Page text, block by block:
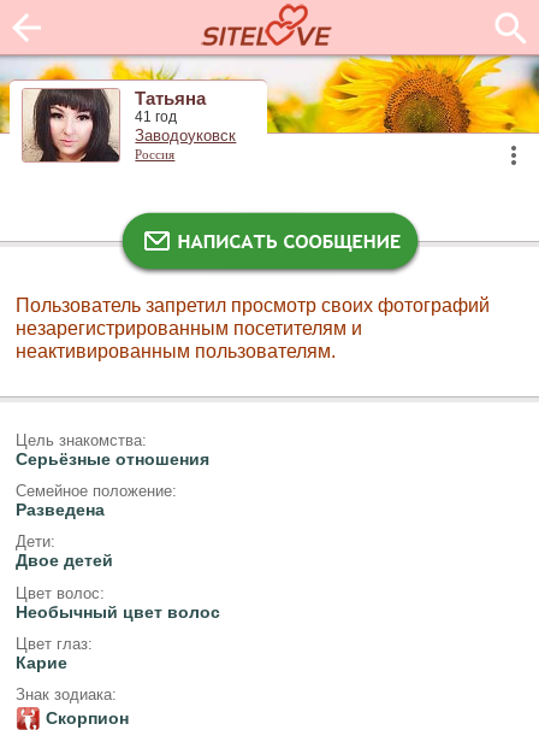
Татьяна
41 год
Заводоуковск
Россия
Пользователь запретил просмотр своих фотографий
незарегистрированным посетителям и
неактивированным пользователям.
Цель знакомства:
Серьёзные отношения
Семейное положение:
Разведена
Дети:
Двое детей
Цвет волос:
Необычный цвет волос
Цвет глаз:
Карие
Знак зодиака:
Скорпион